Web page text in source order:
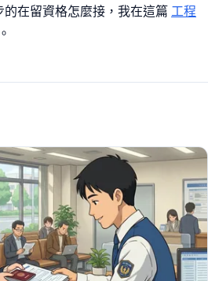
在留資格怎麼接，我在這篇工程